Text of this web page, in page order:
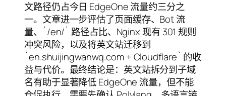
文路径仍占今日 EdgeOne 流量约三分之
一。文章进一步评估了页面缓存、Bot 流
量、`/en/` 路径占比、Nginx 现有 301 规则
冲突风险，以及将英文站迁移到
`en.shuijingwanwq.com + Cloudflare` 的收
益与代价。最终结论是：英文站拆分到子域
名有助于显著降低 EdgeOne 流量，但不能